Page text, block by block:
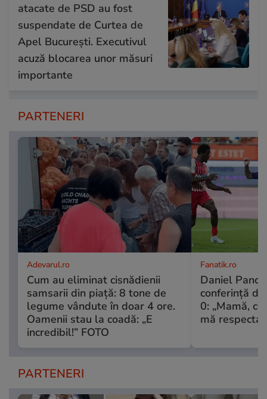
atacate de PSD au fost
suspendate de Curtea de
Apel București. Executivul
acuză blocarea unor măsuri
importante
PARTENERI
Adevarul.ro
Cum au eliminat cisnădienii
samsarii din piață: 8 tone de
legume vândute în doar 4 ore.
Oamenii stau la coadă: „E
incredibil!” FOTO
Fanatik.ro
Daniel
conferință
0: „Mamă,
mă
PARTENERI